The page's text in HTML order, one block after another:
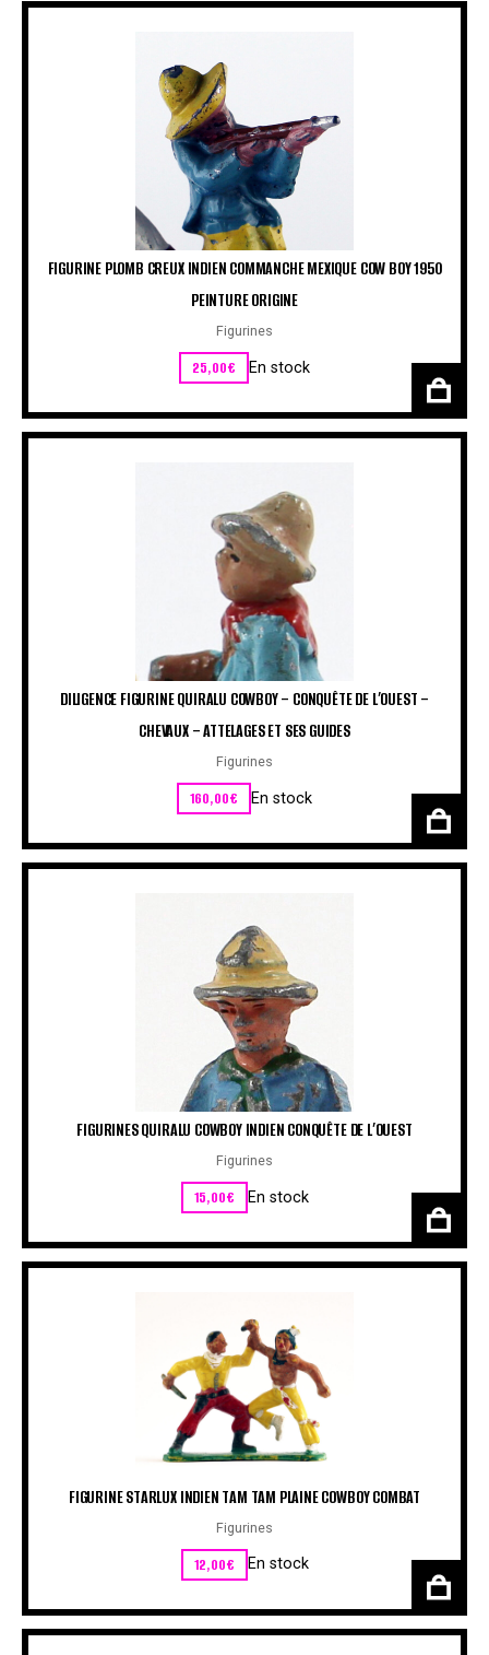
FIGURINE PLOMB CREUX INDIEN COMMANCHE MEXIQUE COW BOY 1950
PEINTURE ORIGINE
Figurines
25,00€ En stock
DILIGENCE FIGURINE QUIRALU COWBOY – CONQUÊTE DE L’OUEST –
CHEVAUX – ATTELAGES ET SES GUIDES
Figurines
160,00€ En stock
FIGURINES QUIRALU COWBOY INDIEN CONQUÊTE DE L’OUEST
Figurines
15,00€ En stock
FIGURINE STARLUX INDIEN TAM TAM PLAINE COWBOY COMBAT
Figurines
12,00€ En stock